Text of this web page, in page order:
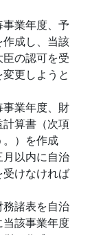
業年度、予
成し、当該
の認可を受
更しようと
業年度、財
算書（次項
）を作成
以内に自治
けなければ
諸表を自治
該事業年度